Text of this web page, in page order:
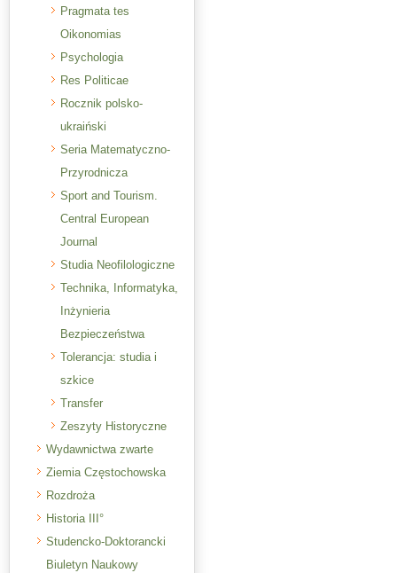
Pragmata tes
Oikonomias
Psychologia
Res Politicae
Rocznik polsko-
ukraiński
Seria Matematyczno-
Przyrodnicza
Sport and Tourism.
Central European
Journal
Studia Neofilologiczne
Technika, Informatyka,
Inżynieria
Bezpieczeństwa
Tolerancja: studia i
szkice
Transfer
Zeszyty Historyczne
Wydawnictwa zwarte
Ziemia Częstochowska
Rozdroża
Historia III°
Studencko-Doktorancki
Biuletyn Naukowy